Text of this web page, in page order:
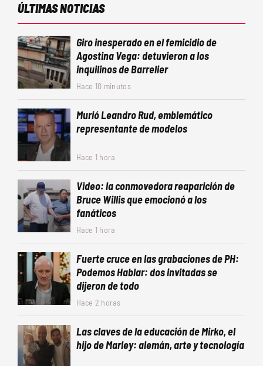
ÚLTIMAS NOTICIAS
Giro inesperado en el femicidio de
Agostina Vega: detuvieron a los
inquilinos de Barrelier
Hace 10 minutos
Murió Leandro Rud, emblemático
representante de modelos
Hace 1 hora
Video: la conmovedora reaparición de
Bruce Willis que emocionó a los
fanáticos
Hace 1 hora
Fuerte cruce en las grabaciones de PH:
Podemos Hablar: dos invitadas se
dijeron de todo
Hace 2 horas
Las claves de la educación de Mirko, el
hijo de Marley: alemán, arte y tecnología